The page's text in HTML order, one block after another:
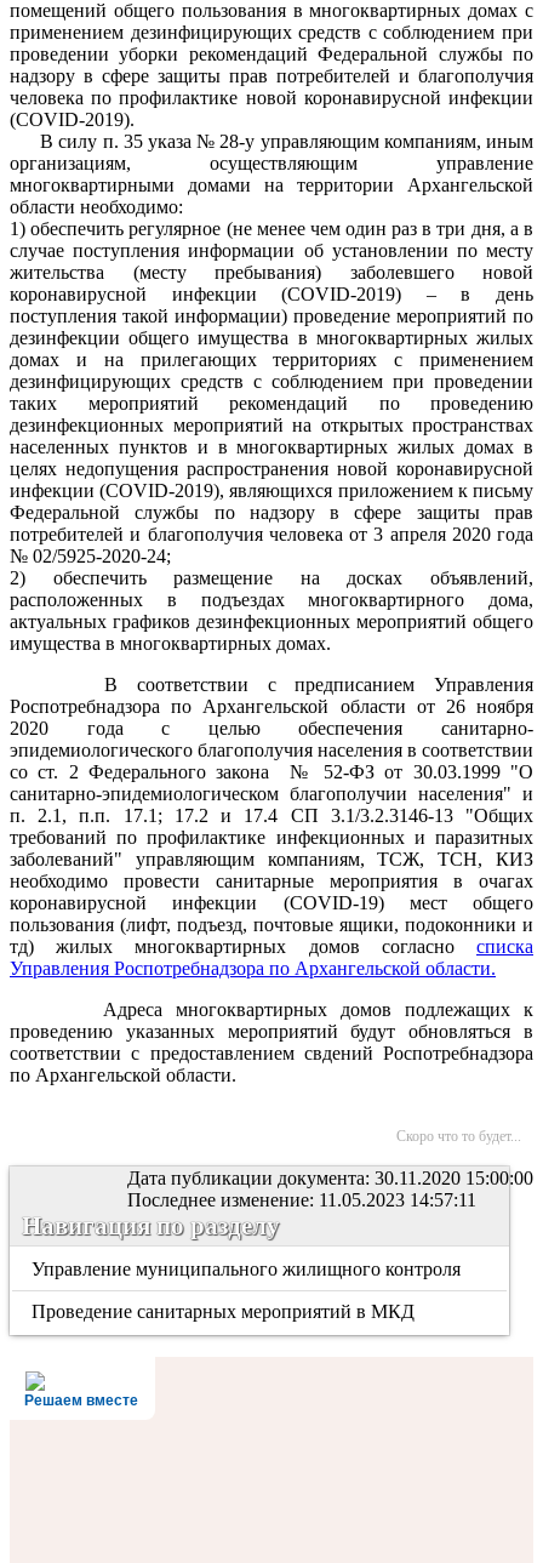
помещений общего пользования в многоквартирных домах с
применением дезинфицирующих средств с соблюдением при
проведении уборки рекомендаций Федеральной службы по
надзору в сфере защиты прав потребителей и благополучия
человека по профилактике новой коронавирусной инфекции
(COVID-2019).
В силу п. 35 указа № 28-у управляющим компаниям, иным
организациям, осуществляющим управление
многоквартирными домами на территории Архангельской
области необходимо:
1) обеспечить регулярное (не менее чем один раз в три дня, а в
случае поступления информации об установлении по месту
жительства (месту пребывания) заболевшего новой
коронавирусной инфекции (COVID-2019) – в день
поступления такой информации) проведение мероприятий по
дезинфекции общего имущества в многоквартирных жилых
домах и на прилегающих территориях с применением
дезинфицирующих средств с соблюдением при проведении
таких мероприятий рекомендаций по проведению
дезинфекционных мероприятий на открытых пространствах
населенных пунктов и в многоквартирных жилых домах в
целях недопущения распространения новой коронавирусной
инфекции (COVID-2019), являющихся приложением к письму
Федеральной службы по надзору в сфере защиты прав
потребителей и благополучия человека от 3 апреля 2020 года
№ 02/5925-2020-24;
2) обеспечить размещение на досках объявлений,
расположенных в подъездах многоквартирного дома,
актуальных графиков дезинфекционных мероприятий общего
имущества в многоквартирных домах.
В соответствии с предписанием Управления
Роспотребнадзора по Архангельской области от 26 ноября
2020 года с целью обеспечения санитарно-
эпидемиологического благополучия населения в соответствии
со ст. 2 Федерального закона № 52-ФЗ от 30.03.1999 "О
санитарно-эпидемиологическом благополучии населения" и
п. 2.1, п.п. 17.1; 17.2 и 17.4 СП 3.1/3.2.3146-13 "Общих
требований по профилактике инфекционных и паразитных
заболеваний" управляющим компаниям, ТСЖ, ТСН, КИЗ
необходимо провести санитарные мероприятия в очагах
коронавирусной инфекции (COVID-19) мест общего
пользования (лифт, подъезд, почтовые ящики, подоконники и
тд) жилых многоквартирных домов согласно списка
Управления Роспотребнадзора по Архангельской области.
Адреса многоквартирных домов подлежащих к
проведению указанных мероприятий будут обновляться в
соответствии с предоставлением свдений Роспотребнадзора
по Архангельской области.
Скоро что то будет...
Дата публикации документа: 30.11.2020 15:00:00
Последнее изменение: 11.05.2023 14:57:11
Навигация по разделу
Управление муниципального жилищного контроля
Проведение санитарных мероприятий в МКД
Решаем вместе